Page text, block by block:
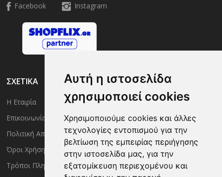
Αυτή η ιστοσελίδα
χρησιμοποιεί cookies
Χρησιμοποιούμε cookies και άλλες
τεχνολογίες εντοπισμού για την
βελτίωση της εμπειρίας περιήγησης
στην ιστοσελίδα μας, για την
εξατομίκευση περιεχομένου και
Facebook Instagram
ΣΧΕΤΙΚΑ
Η Εταιρία
Επικοινωνία
Πολιτική Απορρήτου
Όροι Χρήσης
Τρόποι Πληρωμής
Είσοδος Μέλους
Έλεγχος Παραγγελίας
Τρόποι Αποστολής
Πολιτική Επιστροφών